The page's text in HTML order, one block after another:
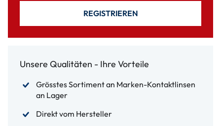
REGISTRIEREN
Unsere Qualitäten - Ihre Vorteile
Grösstes Sortiment an Marken-Kontaktlinsen
an Lager
Direkt vom Hersteller